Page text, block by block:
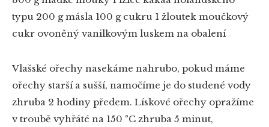
typu 200 g másla 100 g cukru 1 žloutek moučkový
cukr ovoněný vanilkovým luskem na obalení
Vlašské ořechy nasekáme nahrubo, pokud máme
ořechy starší a sušší, namočíme je do studené vody
zhruba 2 hodiny předem. Lískové ořechy opražíme
v troubě vyhřáté na 150 °C zhruba 5 minut,